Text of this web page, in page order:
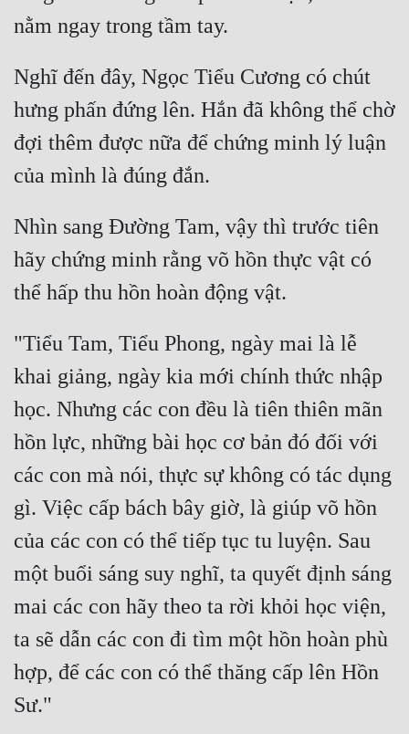
Nghĩ đến đây, Ngọc Tiểu Cương có chút
hưng phấn đứng lên. Hắn đã không thể chờ
đợi thêm được nữa để chứng minh lý luận
Nhìn sang Đường Tam, vậy thì trước tiên
hãy chứng minh rằng võ hồn thực vật có
"Tiểu Tam, Tiểu Phong, ngày mai là lễ
khai giảng, ngày kia mới chính thức nhập
học. Nhưng các con đều là tiên thiên mãn
hồn lực, những bài học cơ bản đó đối với
các con mà nói, thực sự không có tác dụng
gì. Việc cấp bách bây giờ, là giúp võ hồn
của các con có thể tiếp tục tu luyện. Sau
một buổi sáng suy nghĩ, ta quyết định sáng
mai các con hãy theo ta rời khỏi học viện,
ta sẽ dẫn các con đi tìm một hồn hoàn phù
hợp, để các con có thể thăng cấp lên Hồn